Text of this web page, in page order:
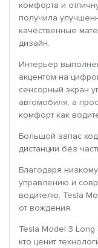
комфорта и
получила
качественные
дизайн.
Интерьер
акцентом на
сенсорный экран
автомобиля, а
комфорт как
Большой запас
дистанции без
Благодаря
управлению и
водителю, Tesla
от вождения.
Tesla Model 3
кто ценит